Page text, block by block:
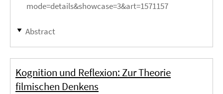
mode=details&showcase=3&art=1571157
Abstract
Kognition und Reflexion: Zur Theorie
filmischen Denkens